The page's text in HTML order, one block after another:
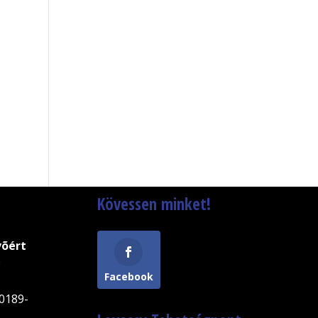
Kövessen minket!
Facebook